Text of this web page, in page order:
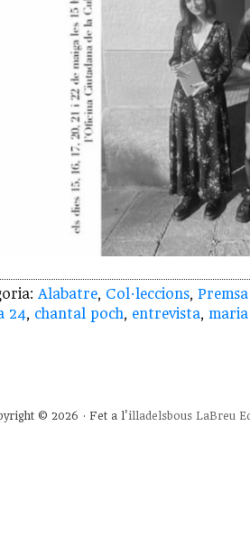
Alabatre, Col·leccions, Premsa
24, chantal poch, entrevista,
© 2026 · Fet a l'illadelsbous LaBreu